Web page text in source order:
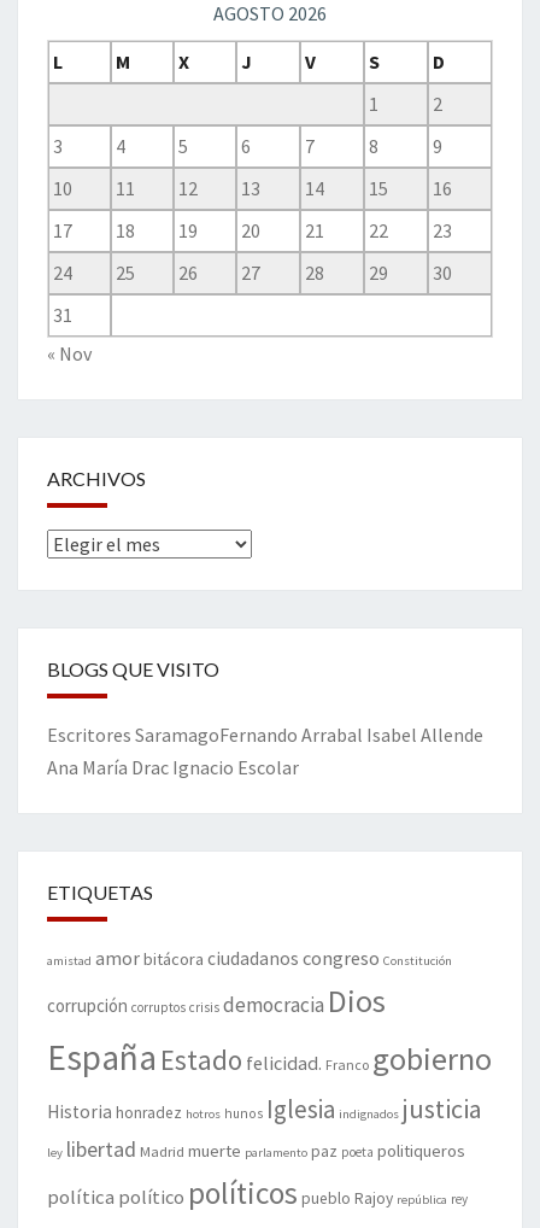
AGOSTO 2026
L
M X J V S
D
1
2
3
4 5 6 7 8
9
10
11 12 13 14 15
16
17
18 19 20 21 22
23
24
25 26 27 28 29
30
31
« Nov
ARCHIVOS
Archivos
BLOGS QUE VISITO
Escritores SaramagoFernando Arrabal Isabel Allende
Ana María Drac Ignacio Escolar
ETIQUETAS
amistad amorbitácora ciudadanos congreso Constitución
corrupción corruptos crisis democracia Dios
España Estado felicidad. Franco gobierno
Historia honradez hotros hunos Iglesia indignados justicia
ley libertad Madrid muerte parlamento paz poeta politiqueros
política político políticos pueblo Rajoy república rey